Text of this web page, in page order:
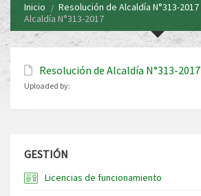
Inicio Resolución de Alcaldía N°313-2017
Alcaldía N°313-2017
Resolución de Alcaldía N°313-2017
Uploaded by:
GESTIÓN
Licencias de funcionamiento